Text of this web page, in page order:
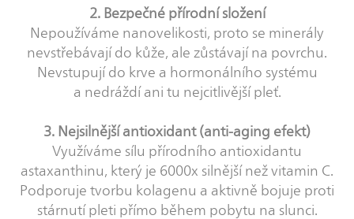
2. Bezpečné přírodní složení
Nepoužíváme nanovelikosti, proto se minerály
nevstřebávají do kůže, ale zůstávají na povrchu.
Nevstupují do krve a hormonálního systému
a nedráždí ani tu nejcitlivější pleť.
3. Nejsilnější antioxidant (anti-aging efekt)
Využíváme sílu přírodního antioxidantu
astaxanthinu, který je 6000x silnější než vitamin C.
Podporuje tvorbu kolagenu a aktivně bojuje proti
stárnutí pleti přímo během pobytu na slunci.